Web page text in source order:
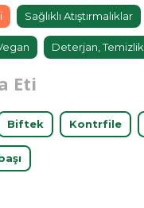
Sağlıklı Atıştırmalıklar
Deterjan, Temizlik
Eti
Biftek Kontrfile